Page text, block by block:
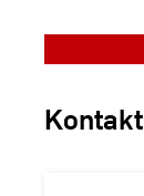
Kontakt